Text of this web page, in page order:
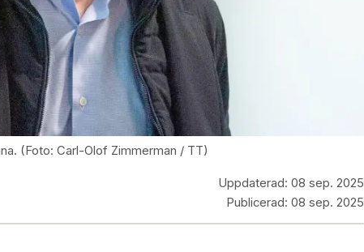
(Foto: Carl-Olof Zimmerman / TT)
Uppdaterad: 08 sep. 2025
Publicerad: 08 sep. 2025